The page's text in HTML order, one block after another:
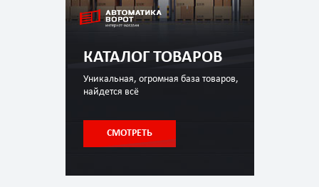
КАТАЛОГ ТОВАРОВ
Уникальная, огромная база товаров,
найдется всё
СМОТРЕТЬ